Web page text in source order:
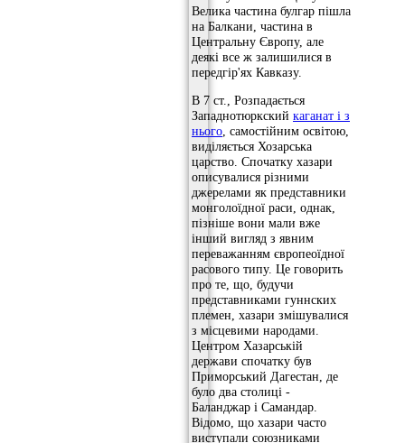
Велика частина булгар пішла
на Балкани, частина в
Центральну Європу, але
деякі все ж залишилися в
передгір'ях Кавказу.
В 7 ст., Розпадається
Западнотюркский каганат і з
нього , самостійним освітою,
виділяється Хозарська
царство. Спочатку хазари
описувалися різними
джерелами як представники
монголоїдної раси, однак,
пізніше вони мали вже
інший вигляд з явним
переважанням європеоїдної
расового типу. Це говорить
про те, що, будучи
представниками гуннских
племен, хазари змішувалися
з місцевими народами.
Центром Хазарській
держави спочатку був
Приморський Дагестан, де
було два столиці -
Баланджар і Самандар.
Відомо, що хазари часто
виступали союзниками